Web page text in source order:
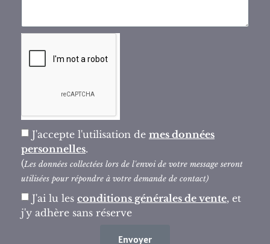
J'accepte l'utilisation de mes données
personnelles.
(Les données collectées lors de l'envoi de votre message seront
utilisées pour répondre à votre demande de contact)
J'ai lu les conditions générales de vente, et
j'y adhère sans réserve
Envoyer